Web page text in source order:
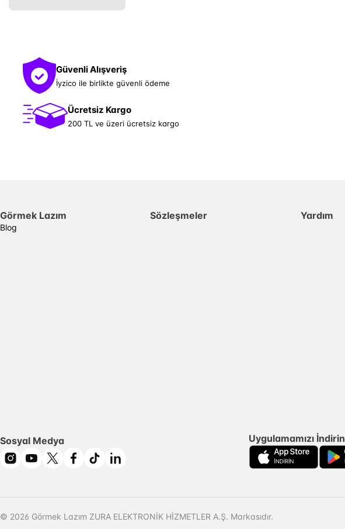
Güvenli Alışveriş
İyzico ile birlikte güvenli ödeme
Ücretsiz Kargo
200 TL ve üzeri ücretsiz kargo
Görmek Lazım
Blog
Sözleşmeler Yardım
Sosyal Medya Uygulamamızı İndirin
© 2026 Görmek Lazım ZURA ELEKTRONİK HİZMETLER A.Ş. Markasıdır.